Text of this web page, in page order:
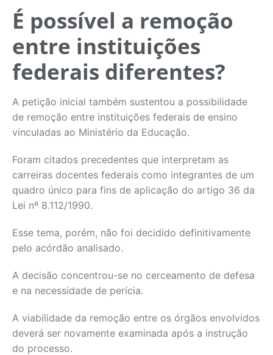
É possível a remoção
entre instituições
federais diferentes?
A petição inicial também sustentou a possibilidade
de remoção entre instituições federais de ensino
vinculadas ao Ministério da Educação.
Foram citados precedentes que interpretam as
carreiras docentes federais como integrantes de um
quadro único para fins de aplicação do artigo 36 da
Lei nº 8.112/1990.
Esse tema, porém, não foi decidido definitivamente
pelo acórdão analisado.
A decisão concentrou-se no cerceamento de defesa
e na necessidade de perícia.
A viabilidade da remoção entre os órgãos envolvidos
deverá ser novamente examinada após a instrução
do processo.